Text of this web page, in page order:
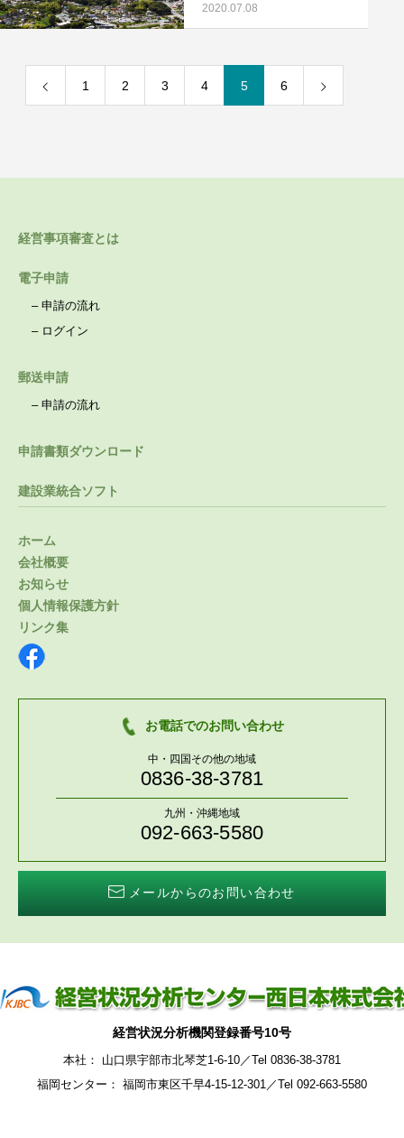
2020.07.08
1 2 3 4 5 6
経営事項審査とは
電子申請
– 申請の流れ
– ログイン
郵送申請
– 申請の流れ
申請書類ダウンロード
建設業統合ソフト
ホーム
会社概要
お知らせ
個人情報保護方針
リンク集
お電話でのお問い合わせ
中・四国その他の地域
0836-38-3781
九州・沖縄地域
092-663-5580
メールからのお問い合わせ
経営状況分析機関登録番号10号
本社： 山口県宇部市北琴芝1-6-10／Tel 0836-38-3781
福岡センター： 福岡市東区千早4-15-12-301／Tel 092-663-5580